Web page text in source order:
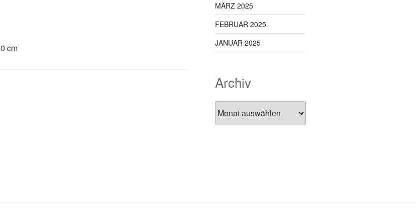
cm
MÄRZ 2025
FEBRUAR 2025
JANUAR 2025
Archiv